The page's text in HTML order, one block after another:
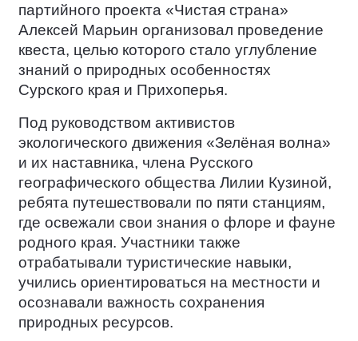
партийного проекта «Чистая страна»
Алексей Марьин организовал проведение
квеста, целью которого стало углубление
знаний о природных особенностях
Сурского края и Прихоперья.
Под руководством активистов
экологического движения «Зелёная волна»
и их наставника, члена Русского
географического общества Лилии Кузиной,
ребята путешествовали по пяти станциям,
где освежали свои знания о флоре и фауне
родного края. Участники также
отрабатывали туристические навыки,
учились ориентироваться на местности и
осознавали важность сохранения
природных ресурсов.